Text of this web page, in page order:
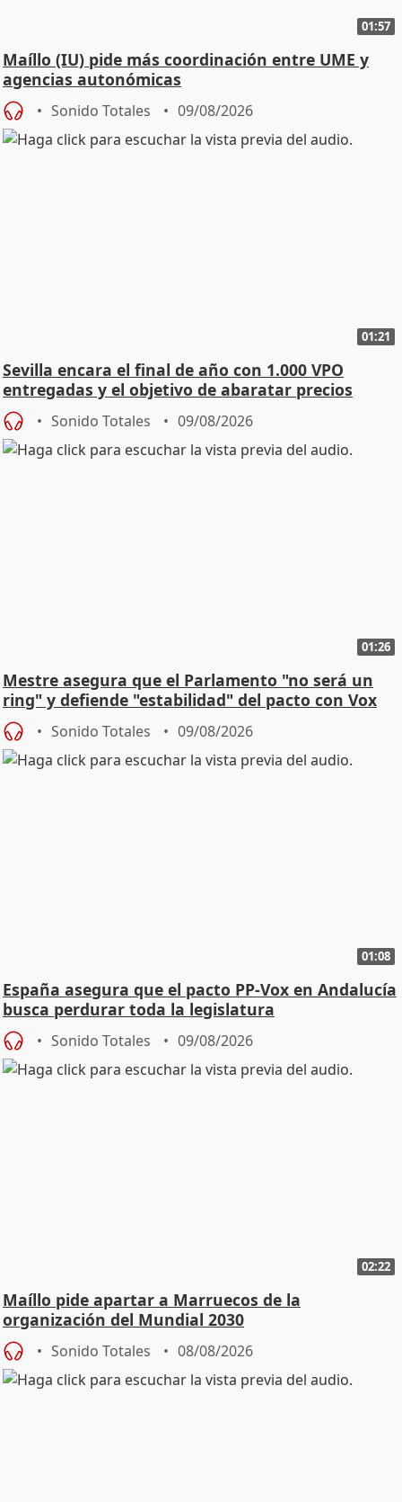
01:57
Maíllo (IU) pide más coordinación entre UME y
agencias autonómicas
Sonido Totales 09/08/2026
01:21
Sevilla encara el final de año con 1.000 VPO
entregadas y el objetivo de abaratar precios
Sonido Totales 09/08/2026
01:26
Mestre asegura que el Parlamento "no será un
ring" y defiende "estabilidad" del pacto con Vox
Sonido Totales 09/08/2026
01:08
España asegura que el pacto PP-Vox en Andalucía
busca perdurar toda la legislatura
Sonido Totales 09/08/2026
02:22
Maíllo pide apartar a Marruecos de la
organización del Mundial 2030
Sonido Totales 08/08/2026